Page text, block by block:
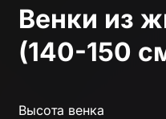
Венки из
(140-150
Высота венка